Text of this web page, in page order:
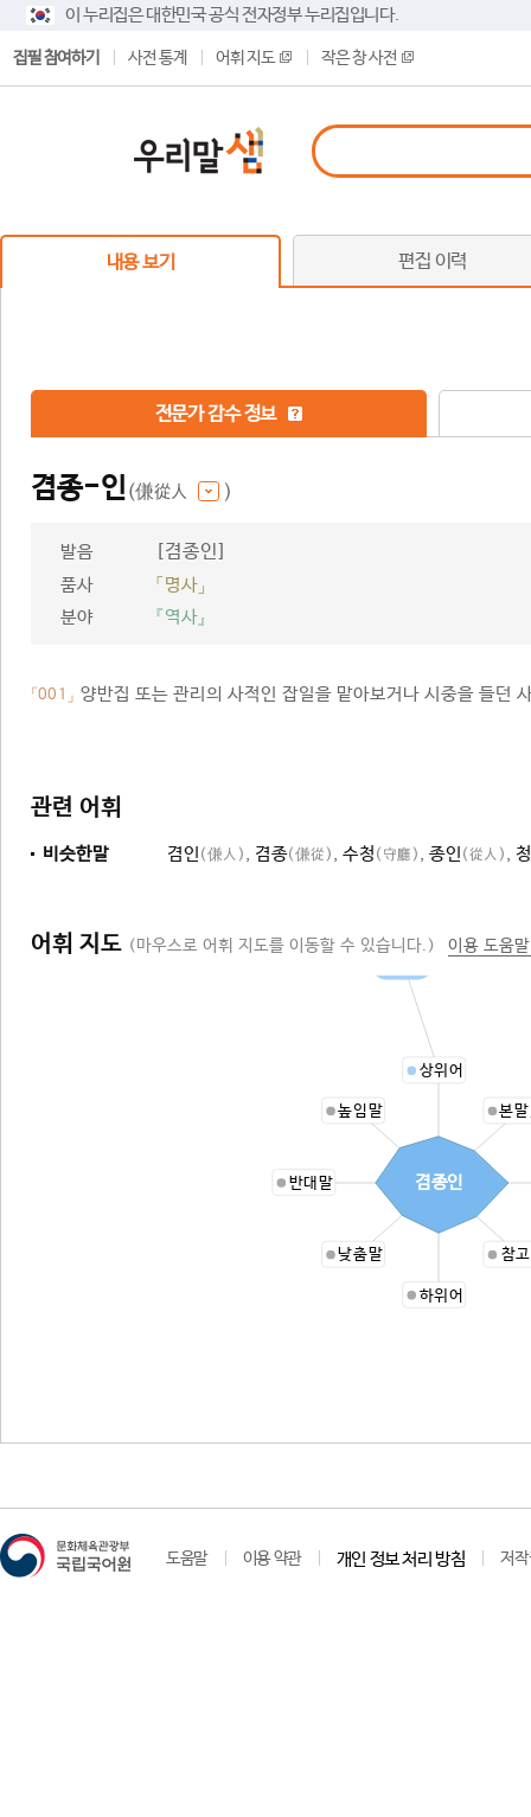
이 누리집은 대한민국 공식 전자정부 누리집입니다.
집필 참여하기 사전 통계 어휘 지도 작은 창 사전
내용 보기 편집 이력
전문가 감수 정보
겸종-인(傔從人 )
발음 [겸종인]
품사
「명사」
분야
『역사』
「001」 양반집 또는 관리의 사적인 잡일을 맡아보거나 시중을 들던
관련 어휘
비슷한말 겸인 (傔人) , 겸종(傔從) , 수청 (守廳) , 종인 (從人) ,
어휘 지도 (마우스로 어휘 지도를 이동할 수 있습니다.) 이용 도움
상위어
본
참
하위어
낮춤말
반대말
높임말
겸종인
도움말 이용 약관 개인 정보 처리 방침 저